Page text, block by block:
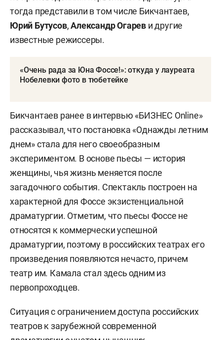
тогда представили в том числе Бикчантаев,
Юрий Бутусов,Александр Огарев и другие
известные режиссеры.
«Очень рада за Юна Фоссе!»: откуда у лауреата
Нобелевки фото в тюбетейке
Бикчантаев ранее в интервью «БИЗНЕС Online»
рассказывал, что постановка «Однажды летним
днем» стала для него своеобразным
экспериментом. В основе пьесы — история
женщины, чья жизнь меняется после
загадочного события. Спектакль построен на
характерной для Фоссе экзистенциальной
драматургии. Отметим, что пьесы Фоссе не
относятся к коммерчески успешной
драматургии, поэтому в российских театрах его
произведения появляются нечасто, причем
театр им. Камала стал здесь одним из
первопроходцев.
Ситуация с ограничением доступа российских
театров к зарубежной современной